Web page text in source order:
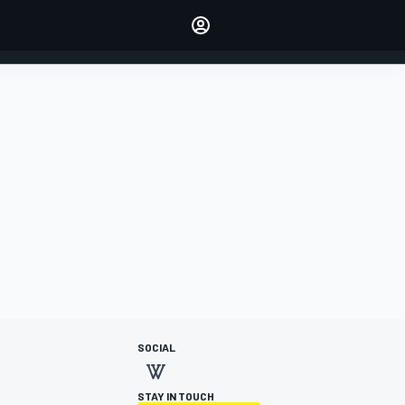
ACCEDI
SOCIAL
STAY IN TOUCH